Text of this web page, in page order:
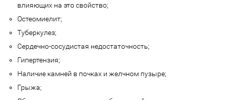
влияющих на это свойство;
Остеомиелит;
Туберкулез;
Сердечно-сосудистая недостаточность;
Гипертензия;
Наличие камней в почках и желчном пузыре;
Грыжа;